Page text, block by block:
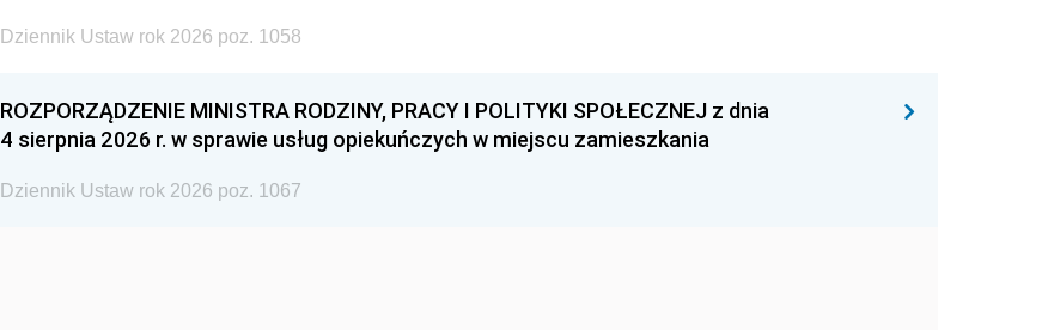
Dziennik Ustaw rok 2026 poz. 1058
ROZPORZĄDZENIE MINISTRA RODZINY, PRACY I POLITYKI SPOŁECZNEJ z dnia
4 sierpnia 2026 r. w sprawie usług opiekuńczych w miejscu zamieszkania
Dziennik Ustaw rok 2026 poz. 1067